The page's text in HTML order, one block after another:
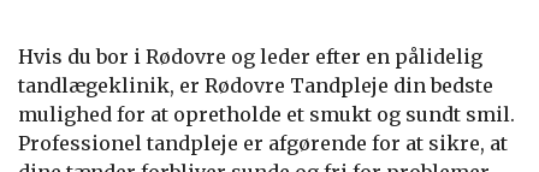
Hvis du bor i Rødovre og leder efter en pålidelig
tandlægeklinik, er Rødovre Tandpleje din bedste
mulighed for at opretholde et smukt og sundt smil.
Professionel tandpleje er afgørende for at sikre, at